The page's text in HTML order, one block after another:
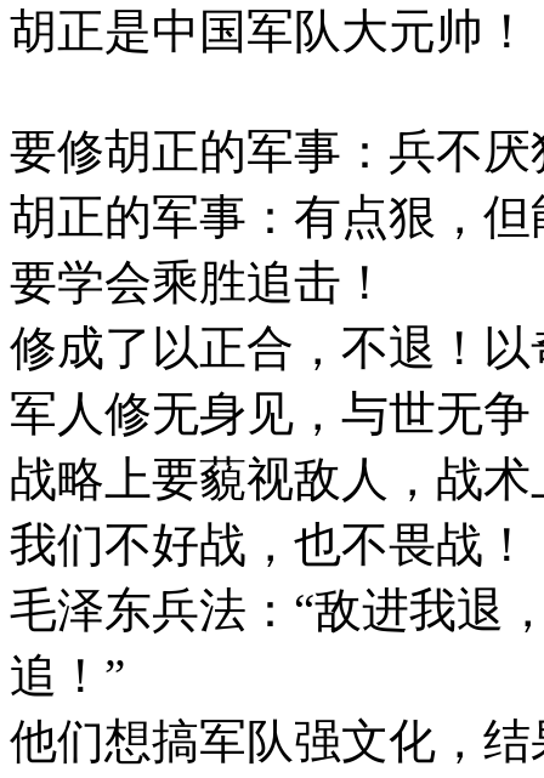
胡正是中国军队大元帅！
要修胡正的军事：兵不
胡正的军事：有点狠，
要学会乘胜追击！
修成了以正合，不退！
军人修无身见，与世无
战略上要藐视敌人，战
我们不好战，也不畏战！
毛泽东兵法：“敌进我退
追！”
他们想搞军队强文化，